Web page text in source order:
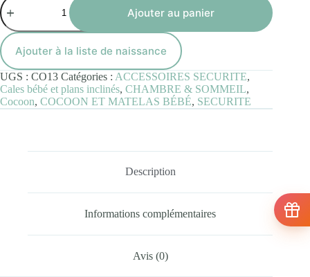
de
Cocoon
Réducteur
de
Lit
Tetra
Jersey
Green
Ajouter au panier
Ajouter à la liste de naissance
UGS : CO13 Catégories : ACCESSOIRES SECURITE,
Cales bébé et plans inclinés, CHAMBRE & SOMMEIL,
Cocoon, COCOON ET MATELAS BÉBÉ, SECURITE
Description
Informations complémentaires
Avis (0)